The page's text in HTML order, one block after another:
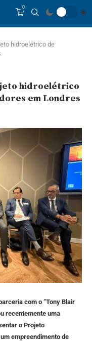
0
hidroelétrico de
hidroelétrico
em Londres
com o “Tony Blair
recentemente uma
o Projeto
empreendimento de